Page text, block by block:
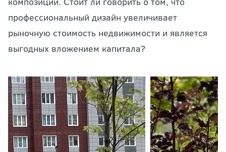
профессиональный дизайн увеличивает
рыночную стоимость недвижимости и является
выгодных вложением капитала?